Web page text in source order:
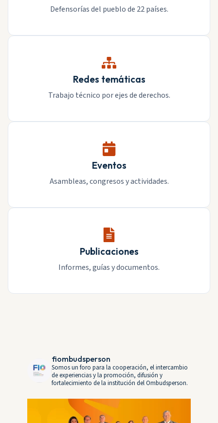
Defensorías del pueblo de 22 países.
Redes temáticas
Trabajo técnico por ejes de derechos.
Eventos
Asambleas, congresos y actividades.
Publicaciones
Informes, guías y documentos.
fiombudsperson
Somos un foro para la cooperación, el intercambio
de experiencias y la promoción, difusión y
fortalecimiento de la institución del Ombudsperson.